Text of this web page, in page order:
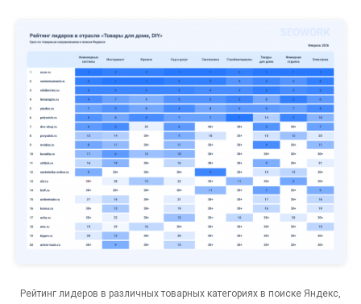
Рейтинг лидеров в различных товарных категориях в поиске Яндекс,